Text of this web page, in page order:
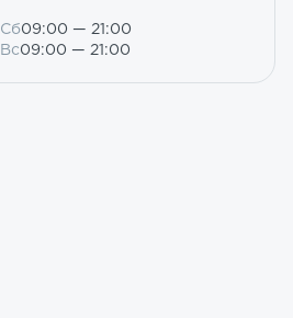
Сб09:00 — 21:00
Вс09:00 — 21:00